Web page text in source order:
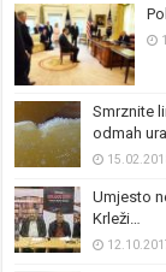
Smrznite
odmah
Umjesto
Krleži…